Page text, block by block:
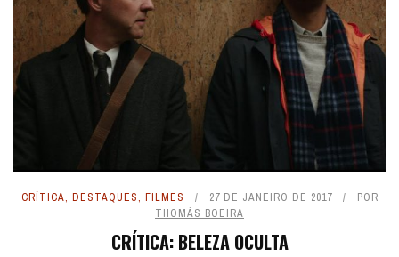
CRÍTICA, DESTAQUES, FILMES 27 DE JANEIRO DE 2017
POR
THOMÁS BOEIRA
CRÍTICA: BELEZA OCULTA